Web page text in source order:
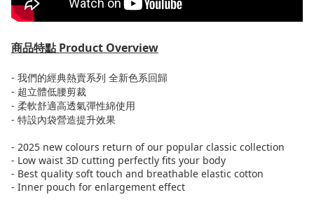
商品特點 Product Overview
- 我們的經典熱賣系列 全新色系回歸
- 超立體低腰剪裁
- 柔軟舒適高透氣彈性綿使用
- 特設內袋營造提升效果
- 2025 new colours return of our popular classic collection
- Low waist 3D cutting perfectly fits your body
- Best quality soft touch and breathable elastic cotton
- Inner pouch for enlargement effect